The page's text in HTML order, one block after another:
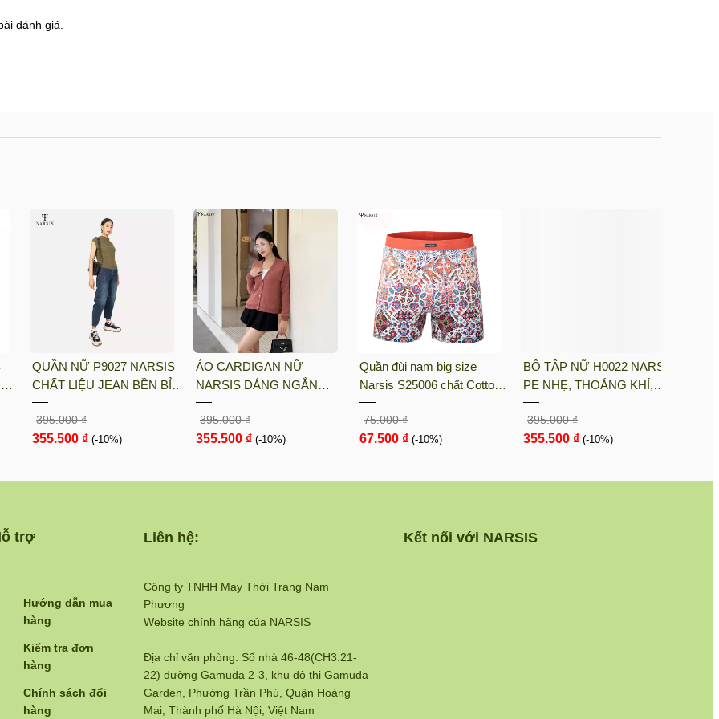
huong-dan-mua-hang
tra-don-hang
doi-tra-hoan-tien
chinh-sach-ban-hang
đánh giá.
QUẦN NỮ P9027 NARSIS
CHẤT LIỆU JEAN BỀN BỈ,
CÁ TÍNH, TRẺ TRUNG,
THỜI TRANG, TRẺ
TRUNG, THỜI TRANG
395.000 ₫
355.500 ₫ (-10%)
ÁO CARDIGAN NỮ
NARSIS DÁNG NGẮN
CHẤT LIỆU LEN MỀM MỊN
MÀU NÂU RUSTIC PHONG
CÁCH HÀN QUỐC L23030
395.000 ₫
355.500 ₫ (-10%)
Quần đùi nam big size
Narsis S25006 chất Cotton
Spandex màu Hoa văn đỏ,
thiết kế thoáng khí, phù hợp
mùa hè
75.000 ₫
67.500 ₫ (-10%)
BỘ TẬP NỮ H0022 NARSIS
PE NHẸ, THOÁNG KHÍ,
THẤM MỒ HÔI, CHẤT LIỆU
BỀN, CHỐNG NẮNG
395.000 ₫
355.500 ₫ (-10%)
Công ty TNHH May Thời Trang Nam
Phương
Website chính hãng của NARSIS
Địa chỉ văn phòng: Số nhà 46-48(CH3.21-
22) đường Gamuda 2-3, khu đô thị Gamuda
Garden, Phường Trần Phú, Quận Hoàng
Mai, Thành phố Hà Nội, Việt Nam
trợ Kết nối với NARSIS
Liên hệ:
Hướng dẫn mua
hàng
Kiểm tra đơn
hàng
Chính sách đổi
hàng